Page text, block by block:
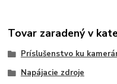
Tovar zaradený v
Príslušenstvo ku
Napájacie zdroje